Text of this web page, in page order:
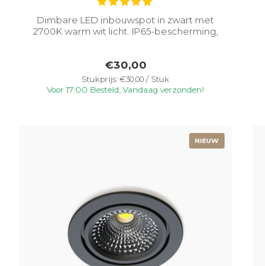
Dimbare LED inbouwspot in zwart met
2700K warm wit licht. IP65-bescherming,
€30,00
Stukprijs: €30,00 / Stuk
Voor 17:00 Besteld, Vandaag verzonden!
NIEUW